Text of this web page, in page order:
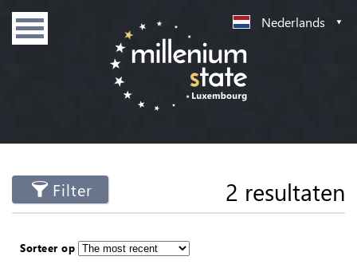
Nederlands
Filter 2 resultaten
Sorteer op